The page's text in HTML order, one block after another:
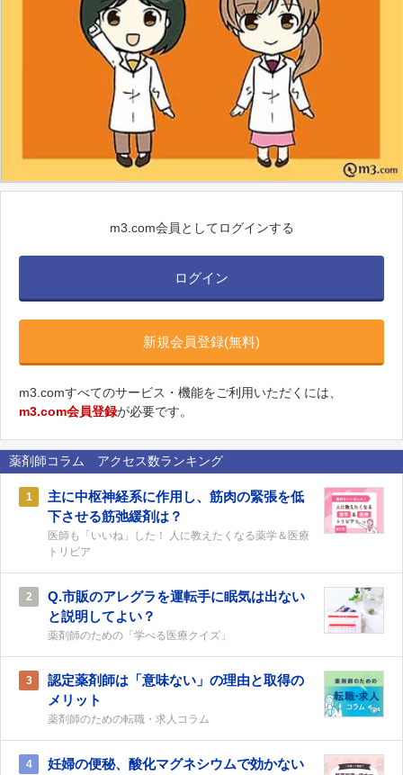
m3.com会員としてログインする
ログイン
新規会員登録(無料)
m3.comすべてのサービス・機能をご利用いただくには、
m3.com会員登録が必要です。
薬剤師コラム アクセス数ランキング
1
主に中枢神経系に作用し、筋肉の緊張を低
下させる筋弛緩剤は？
医師も「いいね」した！ 人に教えたくなる薬学＆医療
トリビア
2
Q.市販のアレグラを運転手に眠気は出ない
と説明してよい？
薬剤師のための「学べる医療クイズ」
3
認定薬剤師は「意味ない」の理由と取得の
メリット
薬剤師のための転職・求人コラム
4
妊婦の便秘、酸化マグネシウムで効かない